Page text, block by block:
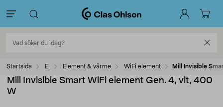
Startsida El Element & värme WiFi element Mill Invisible
Mill Invisible Smart WiFi element Gen. 4, vit, 400
W